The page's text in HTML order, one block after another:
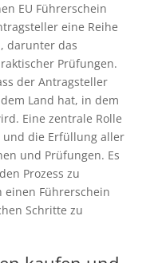
EU Führerschein
eine Reihe
darunter das
Prüfungen.
der Antragsteller
Land hat, in dem
Eine zentrale Rolle
die Erfüllung aller
und Prüfungen. Es
Prozess zu
einen Führerschein
Schritte zu